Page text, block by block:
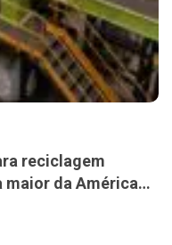
reciclagem
maior da América